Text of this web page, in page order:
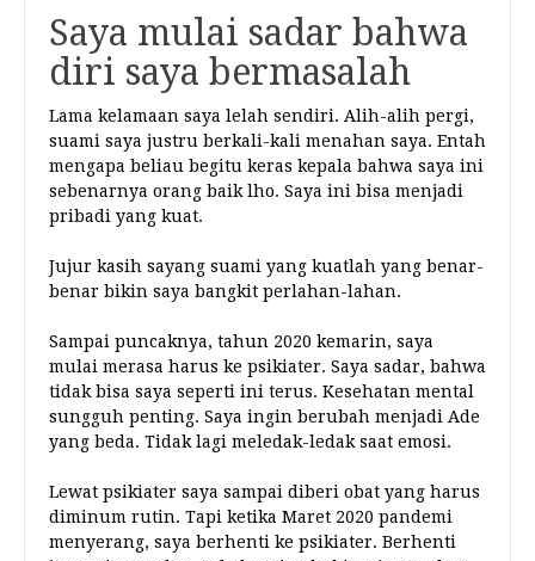
Saya mulai sadar bahwa
diri saya bermasalah
Lama kelamaan saya lelah sendiri. Alih-alih pergi,
suami saya justru berkali-kali menahan saya. Entah
mengapa beliau begitu keras kepala bahwa saya ini
sebenarnya orang baik lho. Saya ini bisa menjadi
pribadi yang kuat.
Jujur kasih sayang suami yang kuatlah yang benar-
benar bikin saya bangkit perlahan-lahan.
Sampai puncaknya, tahun 2020 kemarin, saya
mulai merasa harus ke psikiater. Saya sadar, bahwa
tidak bisa saya seperti ini terus. Kesehatan mental
sungguh penting. Saya ingin berubah menjadi Ade
yang beda. Tidak lagi meledak-ledak saat emosi.
Lewat psikiater saya sampai diberi obat yang harus
diminum rutin. Tapi ketika Maret 2020 pandemi
menyerang, saya berhenti ke psikiater. Berhenti